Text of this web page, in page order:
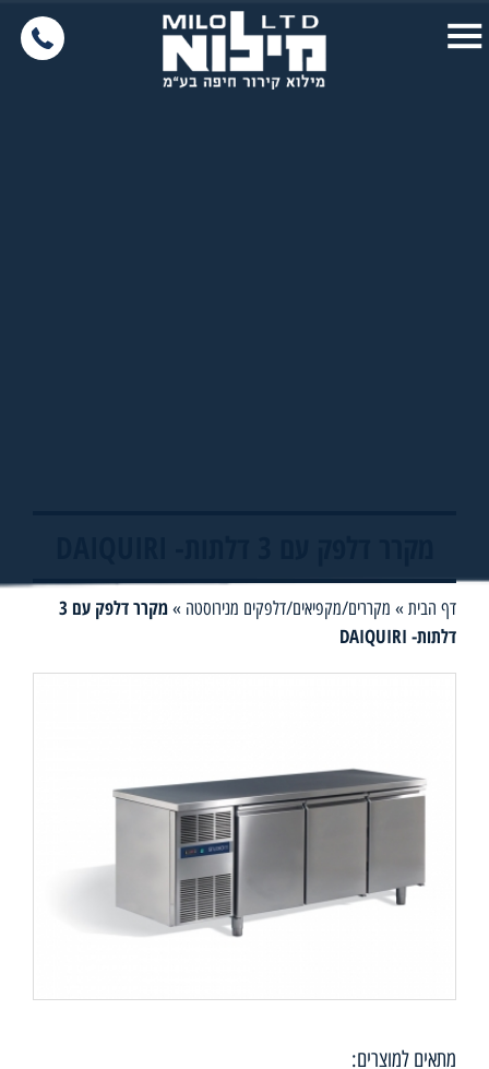
דף הבית » מקררים/מקפיאים/דלפקים מנירוסטה »
מקרר דלפק עם 3
דלתות- DAIQUIRI
מתאים למוצרים: